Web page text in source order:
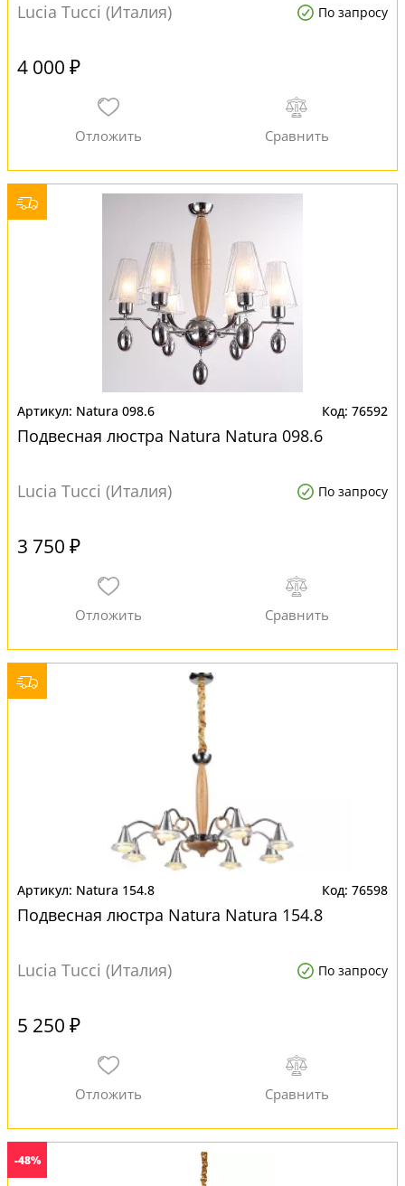
Lucia Tucci (Италия) По запросу
4 000 ₽
Natura 098.6 76592
Подвесная люстра Natura Natura 098.6
Lucia Tucci (Италия) По запросу
3 750 ₽
Natura 154.8 76598
Подвесная люстра Natura Natura 154.8
Lucia Tucci (Италия) По запросу
5 250 ₽
-48%